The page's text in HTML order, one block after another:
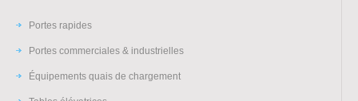
Portes rapides
Portes commerciales & industrielles
Équipements quais de chargement